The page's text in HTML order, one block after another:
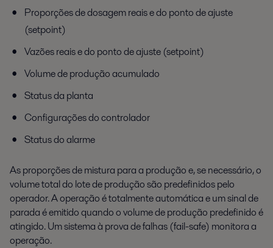
Proporções de dosagem reais e do ponto de ajuste
(setpoint)
Vazões reais e do ponto de ajuste (setpoint)
Volume de produção acumulado
Status da planta
Configurações do controlador
Status do alarme
As proporções de mistura para a produção e, se necessário, o
volume total do lote de produção são predefinidos pelo
operador. A operação é totalmente automática e um sinal de
parada é emitido quando o volume de produção predefinido é
atingido. Um sistema à prova de falhas (fail-safe) monitora a
operação.